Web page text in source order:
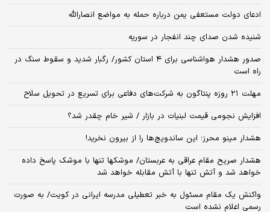
ادعای دولت مستعفی یمن درباره حمله به مواضع انصارالله
شنیده شدن صدای چند انفجار در سوریه
صدور هشدار هواشناسی برای ۴ استان کشور/ رگبار شدید و سقوط سنگ در
راه است
مهلت ۲۱ روزه پنتاگون به شرکت‌های دفاعی برای تسریع در تحویل سلاح
افزایش نجومی قیمت لبنیات در بازار / شیر خام چقدر شد؟
هشدار مینو محرز؛ این ساندویچ‌ها را از بیرون نخرید!
هشدار صریح مقام عراقی به عربستان/ موشکها تنها با موشک پاسخ داده
خواهد شد و آتش تنها با آتش مقابله خواهد شد
واکنش یک مقام مسئول به خبر تعطیلی مدرسه ایرانی در کویت/ به صورت
رسمی اعلام نشده است